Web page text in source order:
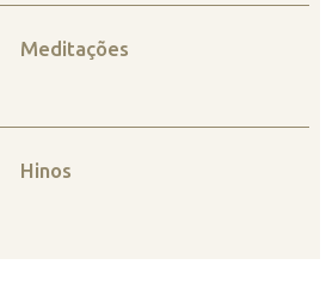
Meditações
Hinos